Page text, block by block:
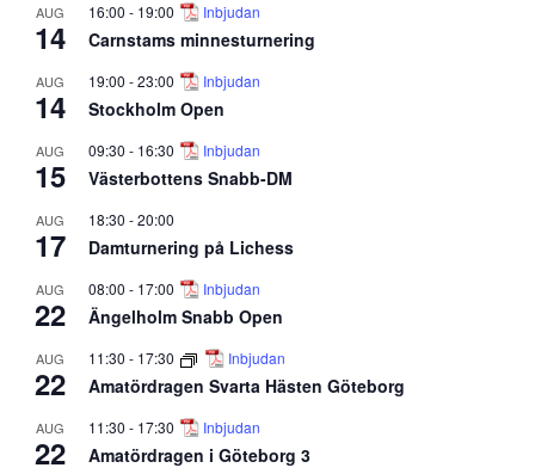
AUG
14
16:00 - 19:00 Inbjudan
Carnstams minnesturnering
AUG
14
19:00 -23:00 Inbjudan
Stockholm Open
AUG
15
09:30 - 16:30 Inbjudan
Västerbottens Snabb-DM
AUG
17
18:30 -20:00
Damturnering på Lichess
AUG
22
08:00 - 17:00 Inbjudan
Ängelholm Snabb Open
AUG
22
11:30 - 17:30 Inbjudan
Amatördragen Svarta Hästen Göteborg
AUG
22
11:30 - 17:30 Inbjudan
Amatördragen i Göteborg 3